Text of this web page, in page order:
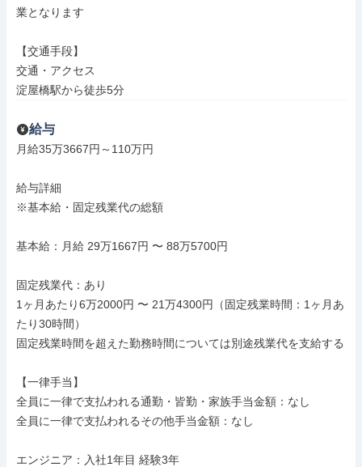
業となります
【交通手段】
交通・アクセス
淀屋橋駅から徒歩5分
給与
月給35万3667円～110万円
給与詳細
※基本給・固定残業代の総額
基本給：月給 29万1667円 〜 88万5700円
固定残業代：あり
1ヶ月あたり6万2000円 〜 21万4300円（固定残業時間：1ヶ月あ
たり30時間）
固定残業時間を超えた勤務時間については別途残業代を支給する
【一律手当】
全員に一律で支払われる通勤・皆勤・家族手当金額：なし
全員に一律で支払われるその他手当金額：なし
エンジニア：入社1年目 経験3年